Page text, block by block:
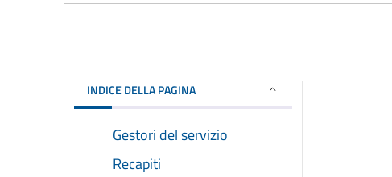
INDICE DELLA PAGINA
Gestori del servizio
Recapiti